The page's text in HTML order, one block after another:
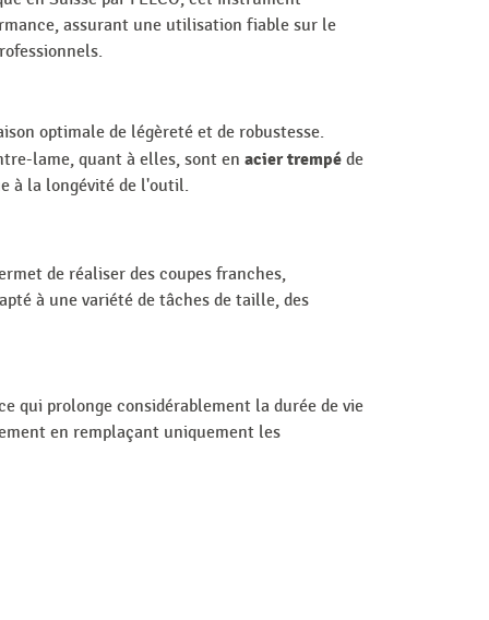
assurant une utilisation fiable sur le
optimale de légèreté et de robustesse.
lame, quant à elles, sont en acier trempé de
à la longévité de l'outil.
de réaliser des coupes franches,
à une variété de tâches de taille, des
qui prolonge considérablement la durée de vie
en remplaçant uniquement les